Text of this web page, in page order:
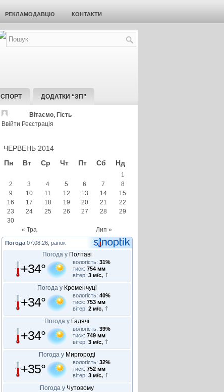
РЕКЛАМОДАВЦЮ КОНТАКТИ
СПОРТ ДОДАТКИ “ЗП”
Вітаємо, Гість
Ввійти Реєстрація
ЧЕРВЕНЬ 2014
Пн
Вт Ср Чт Пт Сб Нд
« Тра Лип »
1
2
3 4 5 6 7
8
9
10 11 12 13 14
15
16
17 18 19 20 21
22
23
24 25 26 27 28
29
30
Погода 07.08.26, ранок
Погода у Полтаві
+34° вологість: 31%
тиск: 754 мм
вітер: 3 м/с,
Погода у Кременчуці
+34° вологість: 40%
тиск: 753 мм
вітер: 2 м/с,
Погода у Гадячі
+34° вологість: 39%
тиск: 749 мм
вітер: 3 м/с,
Погода у Миргороді
+35° вологість: 32%
тиск: 752 мм
вітер: 3 м/с,
Погода у Чутовому